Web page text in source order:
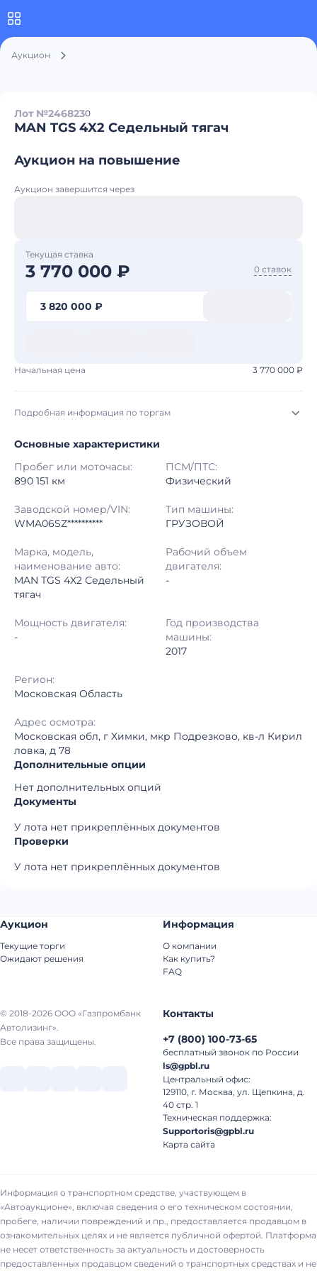
Аукцион
Лот №2468230
MAN TGS 4X2 Седельный тягач
Аукцион на повышение
Аукцион завершится через
Текущая ставка
3 770 000 ₽ 0 ставок
3 820 000 ₽
Начальная цена 3 770 000 ₽
Подробная информация по торгам
Начало торгов: 03.08.2026, 09:10 МСК
Конец торгов: 10.08.2026, 09:10 МСК
Тип аукциона: Открытые торги
Шаг торгов: 50 000 ₽
Кол-во ставок:
Регион: Московская Область
Основные характеристики
Пробег или моточасы:
890 151 км
ПСМ/ПТС:
Физический
Заводской номер/VIN:
WMA06SZ**********
Тип машины:
ГРУЗОВОЙ
Марка, модель,
наименование авто:
MAN TGS 4X2 Седельный
тягач
Рабочий объем
двигателя:
-
Мощность двигателя:
-
Год производства
машины:
2017
Регион:
Московская Область
Адрес осмотра:
Московская обл, г Химки, мкр Подрезково, кв-л Кирил
ловка, д 78
Дополнительные опции
Нет дополнительных опций
Документы
У лота нет прикреплённых документов
Проверки
У лота нет прикреплённых документов
© 2018-2026 ООО «Газпромбанк
Автолизинг».
Все права защищены.
Аукцион
Текущие торги
Ожидают решения
Информация
О компании
Как купить?
FAQ
Контакты
+7 (800) 100-73-65
бесплатный звонок по России
ls@gpbl.ru
Центральный офис:
129110, г. Москва, ул. Щепкина, д.
40 стр. 1
Техническая поддержка:
Supportoris@gpbl.ru
Карта сайта
Информация о транспортном средстве, участвующем в
«Автоаукционе», включая сведения о его техническом состоянии,
пробеге, наличии повреждений и пр., предоставляется продавцом в
ознакомительных целях и не является публичной офертой. Платформа
не несет ответственность за актуальность и достоверность
предоставленных продавцом сведений о транспортных средствах и не